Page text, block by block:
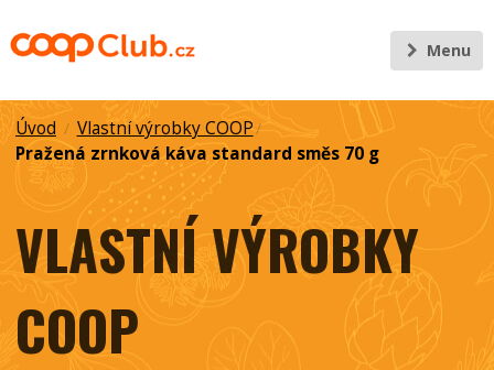
Menu
Úvod / Vlastní výrobky COOP/
Pražená zrnková káva standard směs 70 g
VLASTNÍ VÝROBKY
COOP